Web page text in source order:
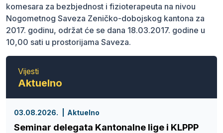
komesara za bezbjednost i fizioterapeuta na nivou
Nogometnog Saveza Zeničko-dobojskog kantona za
2017. godinu, održat će se dana 18.03.2017. godine u
10,00 sati u prostorijama Saveza.
Vijesti
Aktuelno
03.08.2026. Aktuelno
Seminar delegata Kantonalne lige i KLPPP